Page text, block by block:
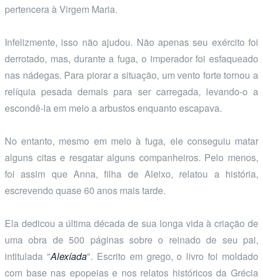
pertencera à Virgem Maria.
Infelizmente, isso não ajudou. Não apenas seu exército foi
derrotado, mas, durante a fuga, o imperador foi esfaqueado
nas nádegas. Para piorar a situação, um vento forte tornou a
relíquia pesada demais para ser carregada, levando-o a
escondê-la em meio a arbustos enquanto escapava.
No entanto, mesmo em meio à fuga, ele conseguiu matar
alguns citas e resgatar alguns companheiros. Pelo menos,
foi assim que Anna, filha de Aleixo, relatou a história,
escrevendo quase 60 anos mais tarde.
Ela dedicou a última década de sua longa vida à criação de
uma obra de 500 páginas sobre o reinado de seu pai,
intitulada "Alexíada". Escrito em grego, o livro foi moldado
com base nas epopeias e nos relatos históricos da Grécia